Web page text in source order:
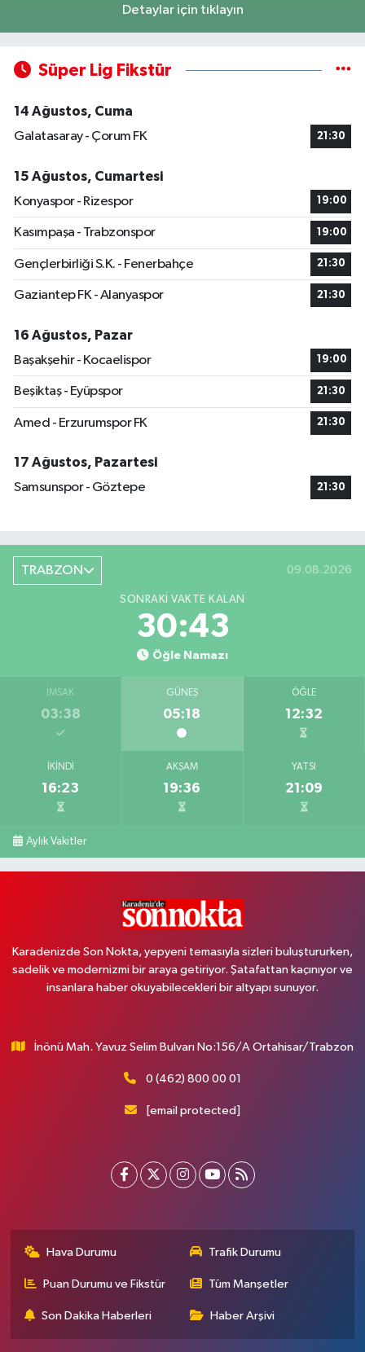
Detaylar için tıklayın
Süper Lig Fikstür
14 Ağustos, Cuma
Galatasaray - Çorum FK
21:30
15 Ağustos, Cumartesi
Konyaspor - Rizespor
19:00
Kasımpaşa - Trabzonspor 19:00
Gençlerbirliği S.K. - Fenerbahçe 21:30
Gaziantep FK - Alanyaspor 21:30
16 Ağustos, Pazar
Başakşehir - Kocaelispor
19:00
Beşiktaş - Eyüpspor 21:30
Amed - Erzurumspor FK 21:30
17 Ağustos, Pazartesi
Samsunspor - Göztepe
21:30
TRABZON 09.08.2026
SONRAKI VAKTE KALAN
30:42
Öğle Namazı
İMSAK
03:38
GÜNEŞ
05:18
ÖĞLE
12:32
İKINDI
16:23
AKŞAM
19:36
YATSI
21:09
Aylık Vakitler
Karadenizde Son Nokta, yepyeni temasıyla sizleri buluştururken,
sadelik ve modernizmi bir araya getiriyor. Şatafattan kaçınıyor ve
insanlara haber okuyabilecekleri bir altyapı sunuyor.
İnönü Mah. Yavuz Selim Bulvarı No:156/A Ortahisar/Trabzon
0 (462) 800 00 01
[email protected]
Hava Durumu Trafik Durumu
Puan Durumu ve Fikstür Tüm Manşetler
Son Dakika Haberleri Haber Arşivi